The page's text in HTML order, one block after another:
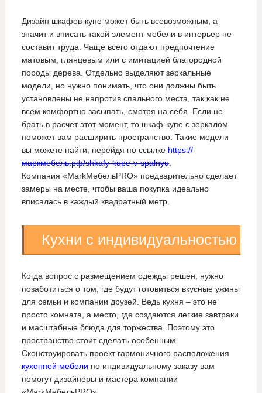
Дизайн шкафов-купе может быть всевозможным, а
значит и вписать такой элемент мебели в интерьер не
составит труда. Чаще всего отдают предпочтение
матовым, глянцевым или с имитацией благородной
породы дерева. Отдельно выделяют зеркальные
модели, но нужно понимать, что они должны быть
установлены не напротив спального места, так как не
всем комфортно засыпать, смотря на себя. Если не
брать в расчет этот момент, то шкаф-купе с зеркалом
поможет вам расширить пространство. Такие модели
вы можете найти, перейдя по ссылке https://
маркмебель.рф/shkafy-kupe-v-spalnyu.
Компания «MarkМебельPRO» предварительно сделает
замеры на месте, чтобы ваша покупка идеально
вписалась в каждый квадратный метр.
Кухни с индивидуальностью
Когда вопрос с размещением одежды решен, нужно
позаботиться о том, где будут готовиться вкусные ужины
для семьи и компании друзей. Ведь кухня – это не
просто комната, а место, где создаются легкие завтраки
и масштабные блюда для торжества. Поэтому это
пространство стоит сделать особенным.
Сконструировать проект гармоничного расположения
кухонной мебелипо индивидуальному заказу вам
помогут дизайнеры и мастера компании